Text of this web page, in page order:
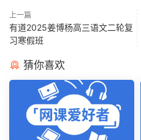
上一篇
有道2025姜博杨高三语文二轮复
习寒假班
猜你喜欢